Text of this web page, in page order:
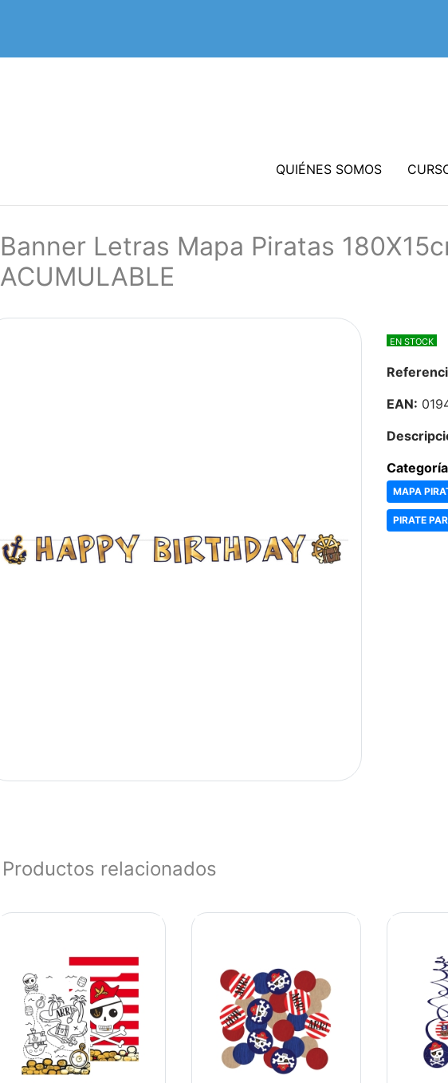
QUIÉNES SOMOS
Banner Letras Mapa Piratas
ACUMULABLE
EN STOCK
EAN:
MAPA
PIRATE
Productos relacionados